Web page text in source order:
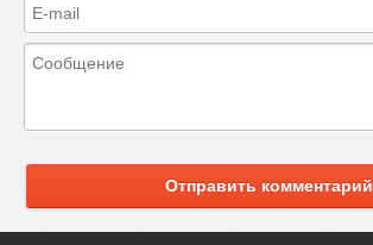
Отправить комментарий